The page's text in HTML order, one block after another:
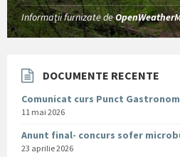
Informații furnizate de
DOCUMENTE RECENTE
Comunicat curs Punct
11 mai 2026
Anunt final- concurs sofer
23 aprilie 2026